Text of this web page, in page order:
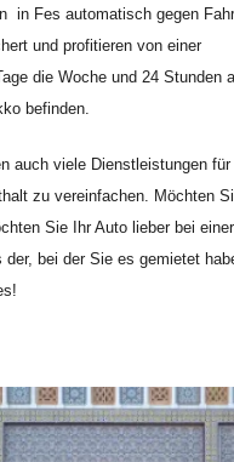
in Fes automatisch gegen
und profitieren von einer
die Woche und 24 Stunden
befinden.
auch viele Dienstleistungen
zu vereinfachen. Möchten
Sie Ihr Auto lieber bei
bei der Sie es gemietet